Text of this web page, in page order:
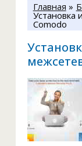
Главная
Установка
Comodo